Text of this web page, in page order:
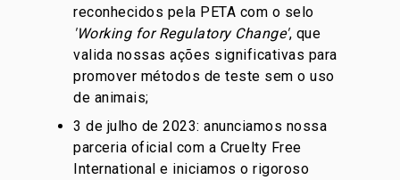
reconhecidos pela PETA com o selo
'Working for Regulatory Change', que
valida nossas ações significativas para
promover métodos de teste sem o uso
de animais;
3 de julho de 2023: anunciamos nossa
parceria oficial com a Cruelty Free
International e iniciamos o rigoroso